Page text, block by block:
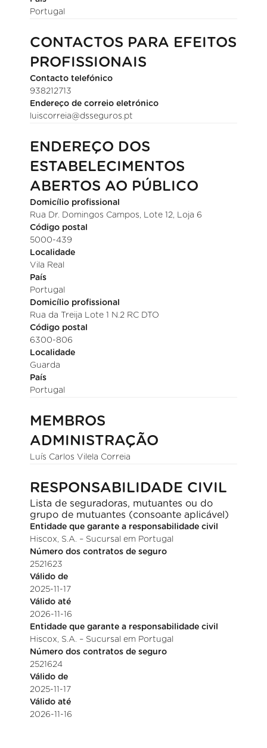
Portugal
CONTACTOS PARA EFEITOS
PROFISSIONAIS
Contacto telefónico
938212713
Endereço de correio eletrónico
luiscorreia@dsseguros.pt
ENDEREÇO DOS
ESTABELECIMENTOS
ABERTOS AO PÚBLICO
Domicílio profissional
Rua Dr. Domingos Campos, Lote 12, Loja 6
Código postal
5000-439
Localidade
Vila Real
País
Portugal
Domicílio profissional
Rua da Treija Lote 1 N.2 RC DTO
Código postal
6300-806
Localidade
Guarda
País
Portugal
MEMBROS
ADMINISTRAÇÃO
Luís Carlos Vilela Correia
RESPONSABILIDADE CIVIL
Lista de seguradoras, mutuantes ou do
grupo de mutuantes (consoante aplicável)
Entidade que garante a responsabilidade civil
Hiscox, S.A. – Sucursal em Portugal
Número dos contratos de seguro
2521623
Válido de
2025-11-17
Válido até
2026-11-16
Entidade que garante a responsabilidade civil
Hiscox, S.A. – Sucursal em Portugal
Número dos contratos de seguro
2521624
Válido de
2025-11-17
Válido até
2026-11-16